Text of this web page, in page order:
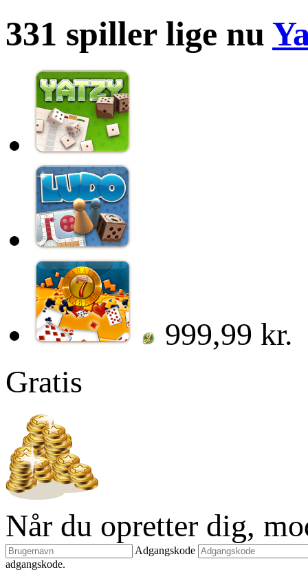
331 spiller lige nu
999,99 kr.
Gratis
Når du opretter dig,
Adgangskode
adgangskode.